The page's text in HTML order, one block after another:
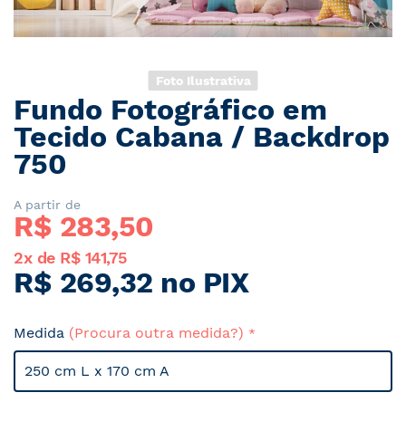
Foto Ilustrativa
Saltar
para
o
início
Galeria
de
imagens
Fundo Fotográfico em
Tecido Cabana / Backdrop
750
A partir de
R$ 283,50
2x de R$ 141,75
R$ 269,32 no PIX
Medida (Procura outra medida?)
250 cm L x 170 cm A